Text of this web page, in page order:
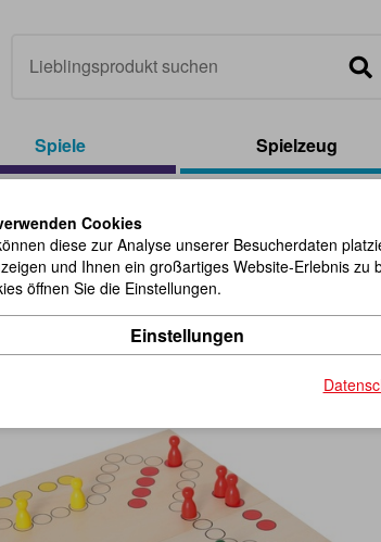
Spiele Spielzeug
Cookies
diese zur Analyse unserer Besucherdaten
und Ihnen ein großartiges Website-Erlebnis
öffnen Sie die Einstellungen.
Einstellungen